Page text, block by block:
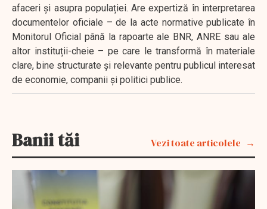
afaceri și asupra populației. Are expertiză în interpretarea
documentelor oficiale – de la acte normative publicate în
Monitorul Oficial până la rapoarte ale BNR, ANRE sau ale
altor instituții-cheie – pe care le transformă în materiale
clare, bine structurate și relevante pentru publicul interesat
de economie, companii și politici publice.
Banii tăi Vezi toate articolele